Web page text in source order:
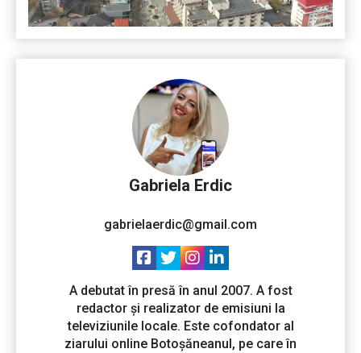
Gabriela Erdic
gabrielaerdic@gmail.com
A debutat în presă în anul 2007. A fost
redactor și realizator de emisiuni la
televiziunile locale. Este cofondator al
ziarului online Botoșăneanul, pe care în